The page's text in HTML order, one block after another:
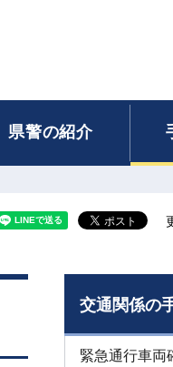
県警の紹介
交通関係の
緊急通行車両